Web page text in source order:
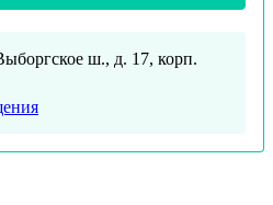
ш., д. 17, корп.